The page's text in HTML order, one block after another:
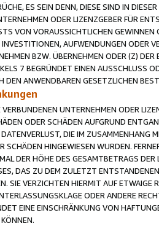
ES SEIN DENN, DIESE SIND IN
ODER LIZENZGEBER FÜR
VON VORAUSSICHTLICHEN
AUFWENDUNGEN ODER
BZW. ÜBERNEHMEN ODER (Z)
7 BEGRÜNDET EINEN AUSSCHLUSS
DEN ANWENDBAREN GESETZLICHEN
UNTERNEHMEN ODER
ODER SCHÄDEN AUFGRUND
DIE IM ZUSAMMENHANG
SCHÄDEN HINGEWIESEN WURDEN.
DER HÖHE DES GESAMTBETRAGS
DAS ZU DEM ZULETZT
SIE VERZICHTEN HIERMIT AUF
ODER ANDERE
EINE EINSCHRÄNKUNG VON